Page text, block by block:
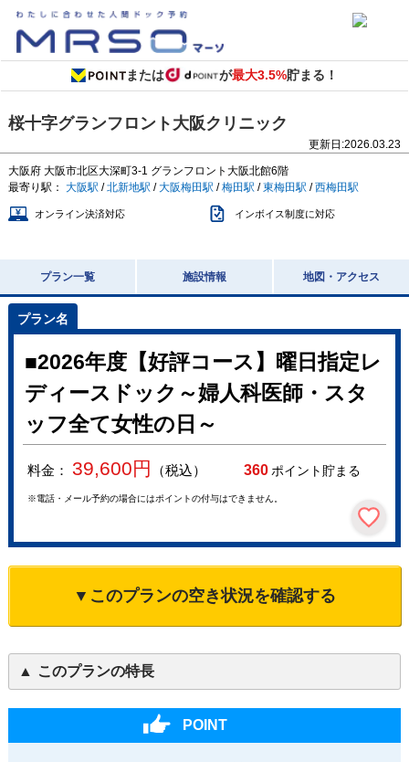
または が最大3.5%貯まる！
桜十字グランフロント大阪クリニック
更新日:2026.03.23
大阪府 大阪市北区大深町3-1 グランフロント大阪北館6階
最寄り駅： 大阪駅 /北新地駅 /大阪梅田駅 /梅田駅 /東梅田駅 /西梅田駅
オンライン決済対応 インボイス制度に対応
プラン一覧 施設情報 地図・アクセス
■2026年度【好評コース】曜日指定レ
ディースドック～婦人科医師・スタ
ッフ全て女性の日～
料金： 39,600円 （税込） 360ポイント貯まる
※電話・メール予約の場合にはポイントの付与はできません。
▼このプランの空き状況を確認する
このプランの特長
POINT